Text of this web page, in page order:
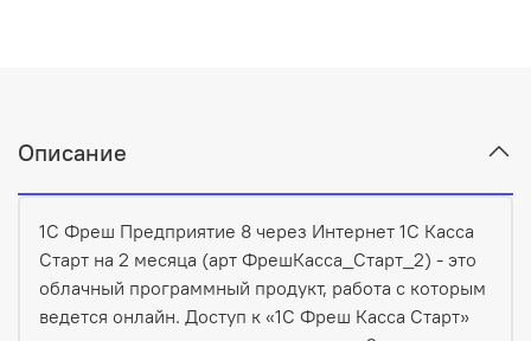
Описание
1С Фреш Предприятие 8 через Интернет 1С Касса
Старт на 2 месяца (арт ФрешКасса_Старт_2) - это
облачный программный продукт, работа с которым
ведется онлайн. Доступ к «1С Фреш Касса Старт»